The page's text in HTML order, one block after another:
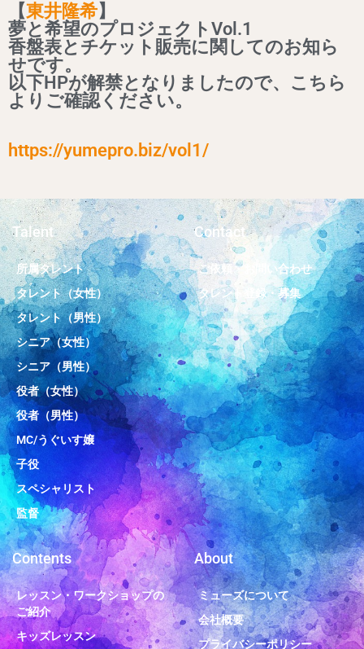
【東井隆希】
夢と希望のプロジェクトVol.1
香盤表とチケット販売に関してのお知ら
せです。
以下HPが解禁となりましたので、こちら
よりご確認ください。
https://yumepro.biz/vol1/
Talent
所属タレント
タレント（女性）
タレント（男性）
シニア（女性）
シニア（男性）
役者（女性）
役者（男性）
MC/うぐいす嬢
子役
スペシャリスト
監督
Contact
ご依頼・お問い合わせ
タレント登録・募集
Contents
レッスン・ワークショップの
ご紹介
キッズレッスン
About
ミューズについて
会社概要
プライバシーポリシー